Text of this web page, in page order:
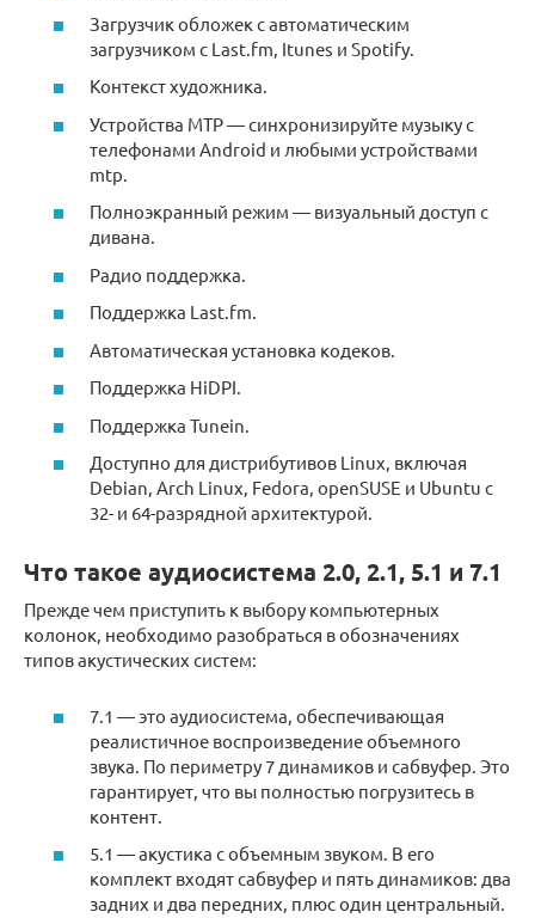
Загрузчик обложек с автоматическим
загрузчиком с Last.fm, Itunes и Spotify.
Контекст художника.
Устройства MTP — синхронизируйте музыку с
телефонами Android и любыми устройствами
mtp.
Полноэкранный режим — визуальный доступ с
дивана.
Радио поддержка.
Поддержка Last.fm.
Автоматическая установка кодеков.
Поддержка HiDPI.
Поддержка Tunein.
Доступно для дистрибутивов Linux, включая
Debian, Arch Linux, Fedora, openSUSE и Ubuntu с
32- и 64-разрядной архитектурой.
Что такое аудиосистема 2.0, 2.1, 5.1 и 7.1
Прежде чем приступить к выбору компьютерных
колонок, необходимо разобраться в обозначениях
типов акустических систем:
7.1 — это аудиосистема, обеспечивающая
реалистичное воспроизведение объемного
звука. По периметру 7 динамиков и сабвуфер. Это
гарантирует, что вы полностью погрузитесь в
контент.
5.1 — акустика с объемным звуком. В его
комплект входят сабвуфер и пять динамиков: два
задних и два передних, плюс один центральный.